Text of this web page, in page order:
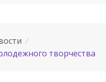
/
творчества